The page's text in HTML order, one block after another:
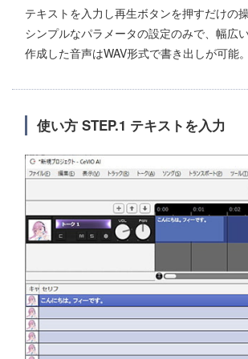
テキストを入力し再生ボタンを押すだけの
シンプルなパラメータの設定のみで、幅広
作成した音声はWAV形式で書き出しが可能
使い方 STEP.1 テキストを入力